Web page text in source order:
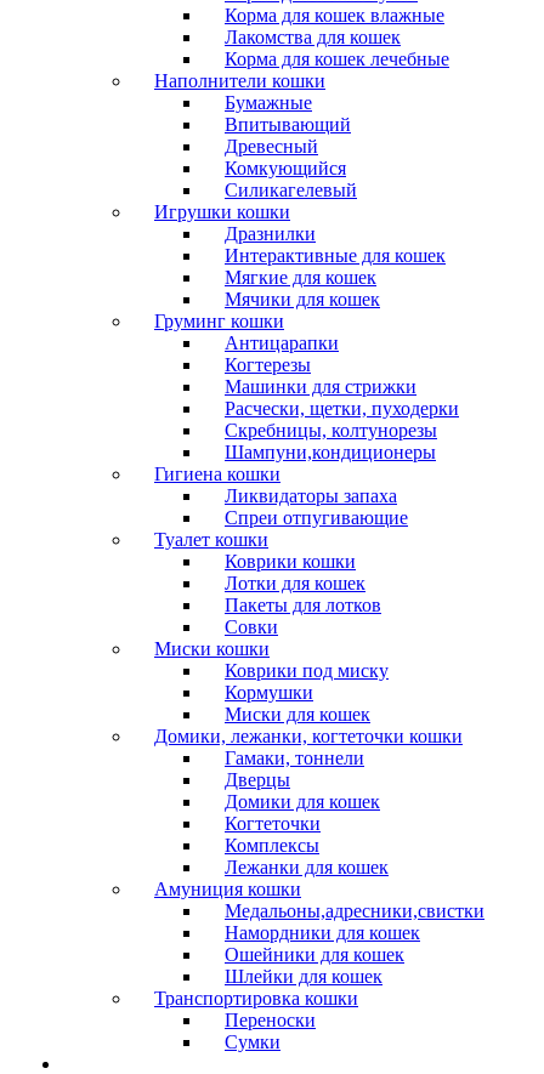
Корма для кошек влажные
Лакомства для кошек
Корма для кошек лечебные
Наполнители кошки
Бумажные
Впитывающий
Древесный
Комкующийся
Силикагелевый
Игрушки кошки
Дразнилки
Интерактивные для кошек
Мягкие для кошек
Мячики для кошек
Груминг кошки
Антицарапки
Когтерезы
Машинки для стрижки
Расчески, щетки, пуходерки
Скребницы, колтунорезы
Шампуни,кондиционеры
Гигиена кошки
Ликвидаторы запаха
Спреи отпугивающие
Туалет кошки
Коврики кошки
Лотки для кошек
Пакеты для лотков
Совки
Миски кошки
Коврики под миску
Кормушки
Миски для кошек
Домики, лежанки, когтеточки кошки
Гамаки, тоннели
Дверцы
Домики для кошек
Когтеточки
Комплексы
Лежанки для кошек
Амуниция кошки
Медальоны,адресники,свистки
Намордники для кошек
Ошейники для кошек
Шлейки для кошек
Транспортировка кошки
Переноски
Сумки